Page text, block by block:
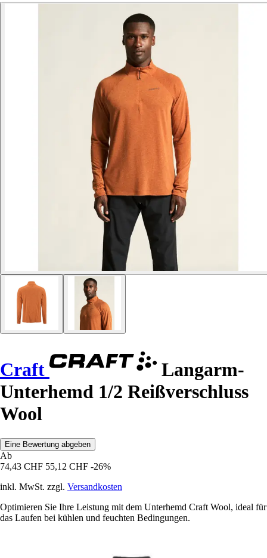
Craft
Langarm-
Unterhemd 1/2 Reißverschluss
Wool
Eine Bewertung abgeben
Ab
74,43 CHF 55,12 CHF -26%
inkl. MwSt. zzgl. Versandkosten
Optimieren Sie Ihre Leistung mit dem Unterhemd Craft Wool, ideal für
das Laufen bei kühlen und feuchten Bedingungen.